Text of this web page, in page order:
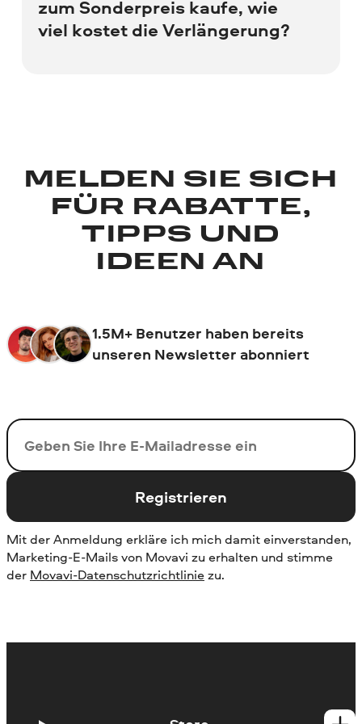
Ansonsten sind die Versionen in der
Anzahl der Funktionen und Tools
zum Sonderpreis kaufe, wie
viel kostet die Verlängerung?
MELDEN SIE SICH
FÜR RABATTE,
TIPPS UND
IDEEN AN
1.5M+ Benutzer haben bereits
unseren Newsletter abonniert
Ihre E-Mail-Addresse
Registrieren
Mit der Anmeldung erkläre ich mich damit einverstanden,
Marketing-E-Mails von Movavi zu erhalten und stimme
der Movavi-Datenschutzrichtliniezu.